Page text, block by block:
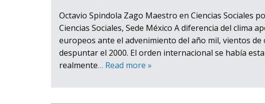
Octavio Spindola Zago Maestro en Ciencias Sociales
Ciencias Sociales, Sede México A diferencia del clima
europeos ante el advenimiento del año mil, vientos
despuntar el 2000. El orden internacional se había
realmente… Read more »